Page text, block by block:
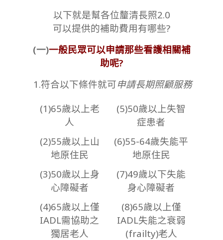
以下就是幫各位釐清長照2.0
可以提供的補助費用有哪些?
(一)一般民眾可以申請那些看護相關補
助呢?
1.符合以下條件就可申請長期照顧服務
(1)65歲以上老
人
(5)50歲以上失智
症患者
(2)55歲以上山
地原住民
(6)55-64歲失能平
地原住民
(3)50歲以上身
心障礙者
(7)49歲以下失能
身心障礙者
(4)65歲以上僅
IADL需協助之
獨居老人
(8)65歲以上僅
IADL失能之衰弱
(frailty)老人